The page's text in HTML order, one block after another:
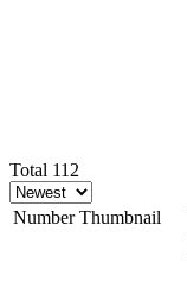
Total 112
Number Thumbnail